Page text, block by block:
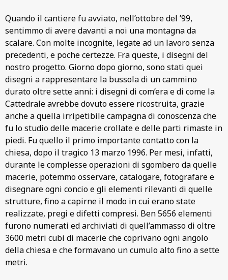
Quando il cantiere fu avviato, nell’ottobre del ’99,
sentimmo di avere davanti a noi una montagna da
scalare. Con molte incognite, legate ad un lavoro senza
precedenti, e poche certezze. Fra queste, i disegni del
nostro progetto. Giorno dopo giorno, sono stati quei
disegni a rappresentare la bussola di un cammino
durato oltre sette anni: i disegni di com’era e di come la
Cattedrale avrebbe dovuto essere ricostruita, grazie
anche a quella irripetibile campagna di conoscenza che
fu lo studio delle macerie crollate e delle parti rimaste in
piedi. Fu quello il primo importante contatto con la
chiesa, dopo il tragico 13 marzo 1996. Per mesi, infatti,
durante le complesse operazioni di sgombero da quelle
macerie, potemmo osservare, catalogare, fotografare e
disegnare ogni concio e gli elementi rilevanti di quelle
strutture, fino a capirne il modo in cui erano state
realizzate, pregi e difetti compresi. Ben 5656 elementi
furono numerati ed archiviati di quell’ammasso di oltre
3600 metri cubi di macerie che coprivano ogni angolo
della chiesa e che formavano un cumulo alto fino a sette
metri.